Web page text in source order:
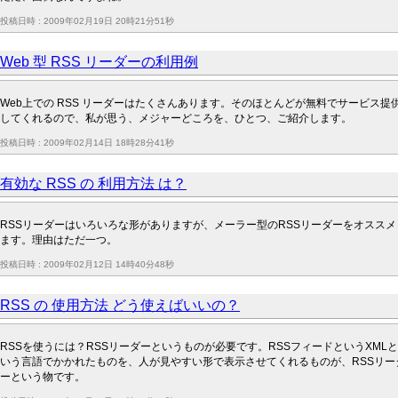
投稿日時 : 2009年02月19日 20時21分51秒
Web 型 RSS リーダーの利用例
Web上での RSS リーダーはたくさんあります。そのほとんどが無料でサービス提
してくれるので、私が思う、メジャーどころを、ひとつ、ご紹介します。
投稿日時 : 2009年02月14日 18時28分41秒
有効な RSS の 利用方法 は？
RSSリーダーはいろいろな形がありますが、メーラー型のRSSリーダーをオススメ
ます。理由はただ一つ。
投稿日時 : 2009年02月12日 14時40分48秒
RSS の 使用方法 どう使えばいいの？
RSSを使うには？RSSリーダーというものが必要です。RSSフィードというXMLと
いう言語でかかれたものを、人が見やすい形で表示させてくれるものが、RSSリー
ーという物です。